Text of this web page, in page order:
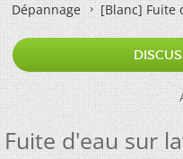
Dépannage
[Blanc]Fuite
Fuite d'eau sur